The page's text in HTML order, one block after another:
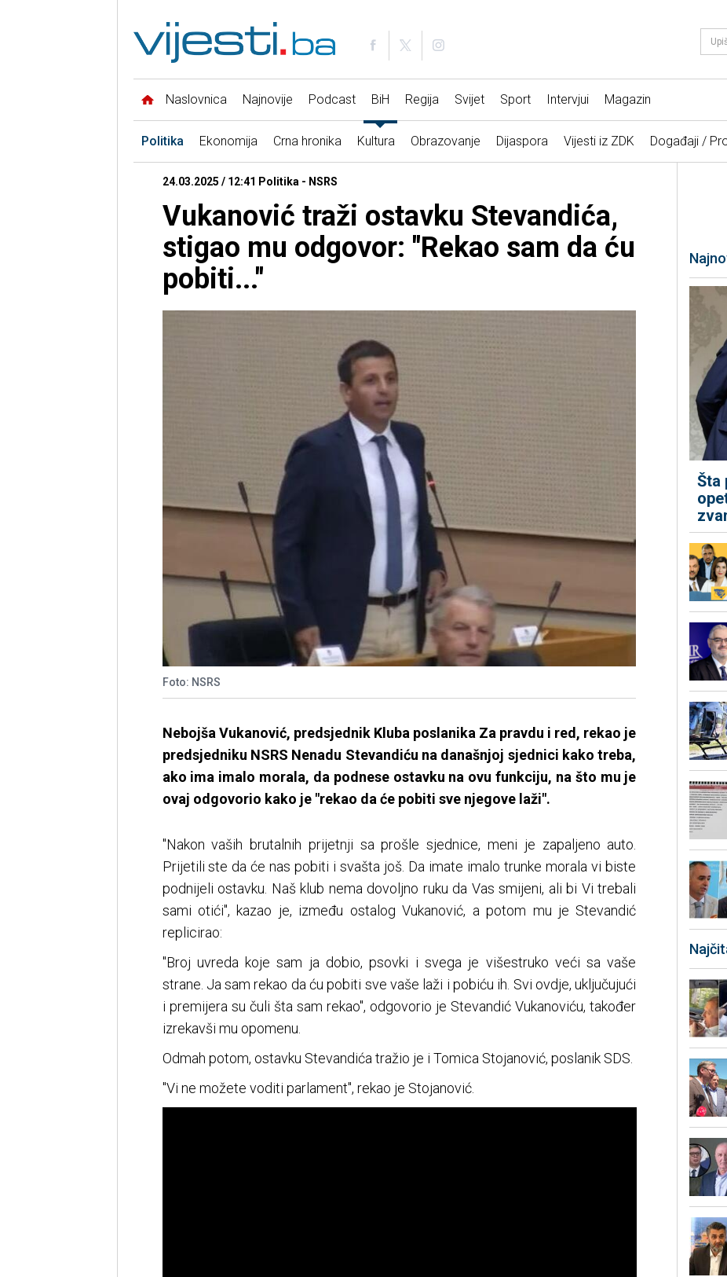
Naslovnica Najnovije Podcast BiH Regija Svijet Sport Intervjui Magazin
Politika Ekonomija Crna hronika Kultura Obrazovanje Dijaspora Vijesti iz ZDK Događaji /
24.03.2025 / 12:41 Politika - NSRS
Vukanović traži ostavku Stevandića,
stigao mu odgovor: "Rekao sam da ću
pobiti..."
Foto: NSRS
Nebojša Vukanović, predsjednik Kluba poslanika Za pravdu i red, rekao je
predsjedniku NSRS Nenadu Stevandiću na današnjoj sjednici kako treba,
ako ima imalo morala, da podnese ostavku na ovu funkciju, na što mu je
ovaj odgovorio kako je "rekao da će pobiti sve njegove laži".
"Nakon vaših brutalnih prijetnji sa prošle sjednice, meni je zapaljeno auto.
Prijetili ste da će nas pobiti i svašta još. Da imate imalo trunke morala vi biste
podnijeli ostavku. Naš klub nema dovoljno ruku da Vas smijeni, ali bi Vi trebali
sami otići", kazao je, između ostalog Vukanović, a potom mu je Stevandić
replicirao:
"Broj uvreda koje sam ja dobio, psovki i svega je višestruko veći sa vaše
strane. Ja sam rekao da ću pobiti sve vaše laži i pobiću ih. Svi ovdje, uključujući
i premijera su čuli šta sam rekao", odgovorio je Stevandić Vukanoviću, također
izrekavši mu opomenu.
Odmah potom, ostavku Stevandića tražio je i Tomica Stojanović, poslanik SDS.
"Vi ne možete voditi parlament", rekao je Stojanović.
Šta